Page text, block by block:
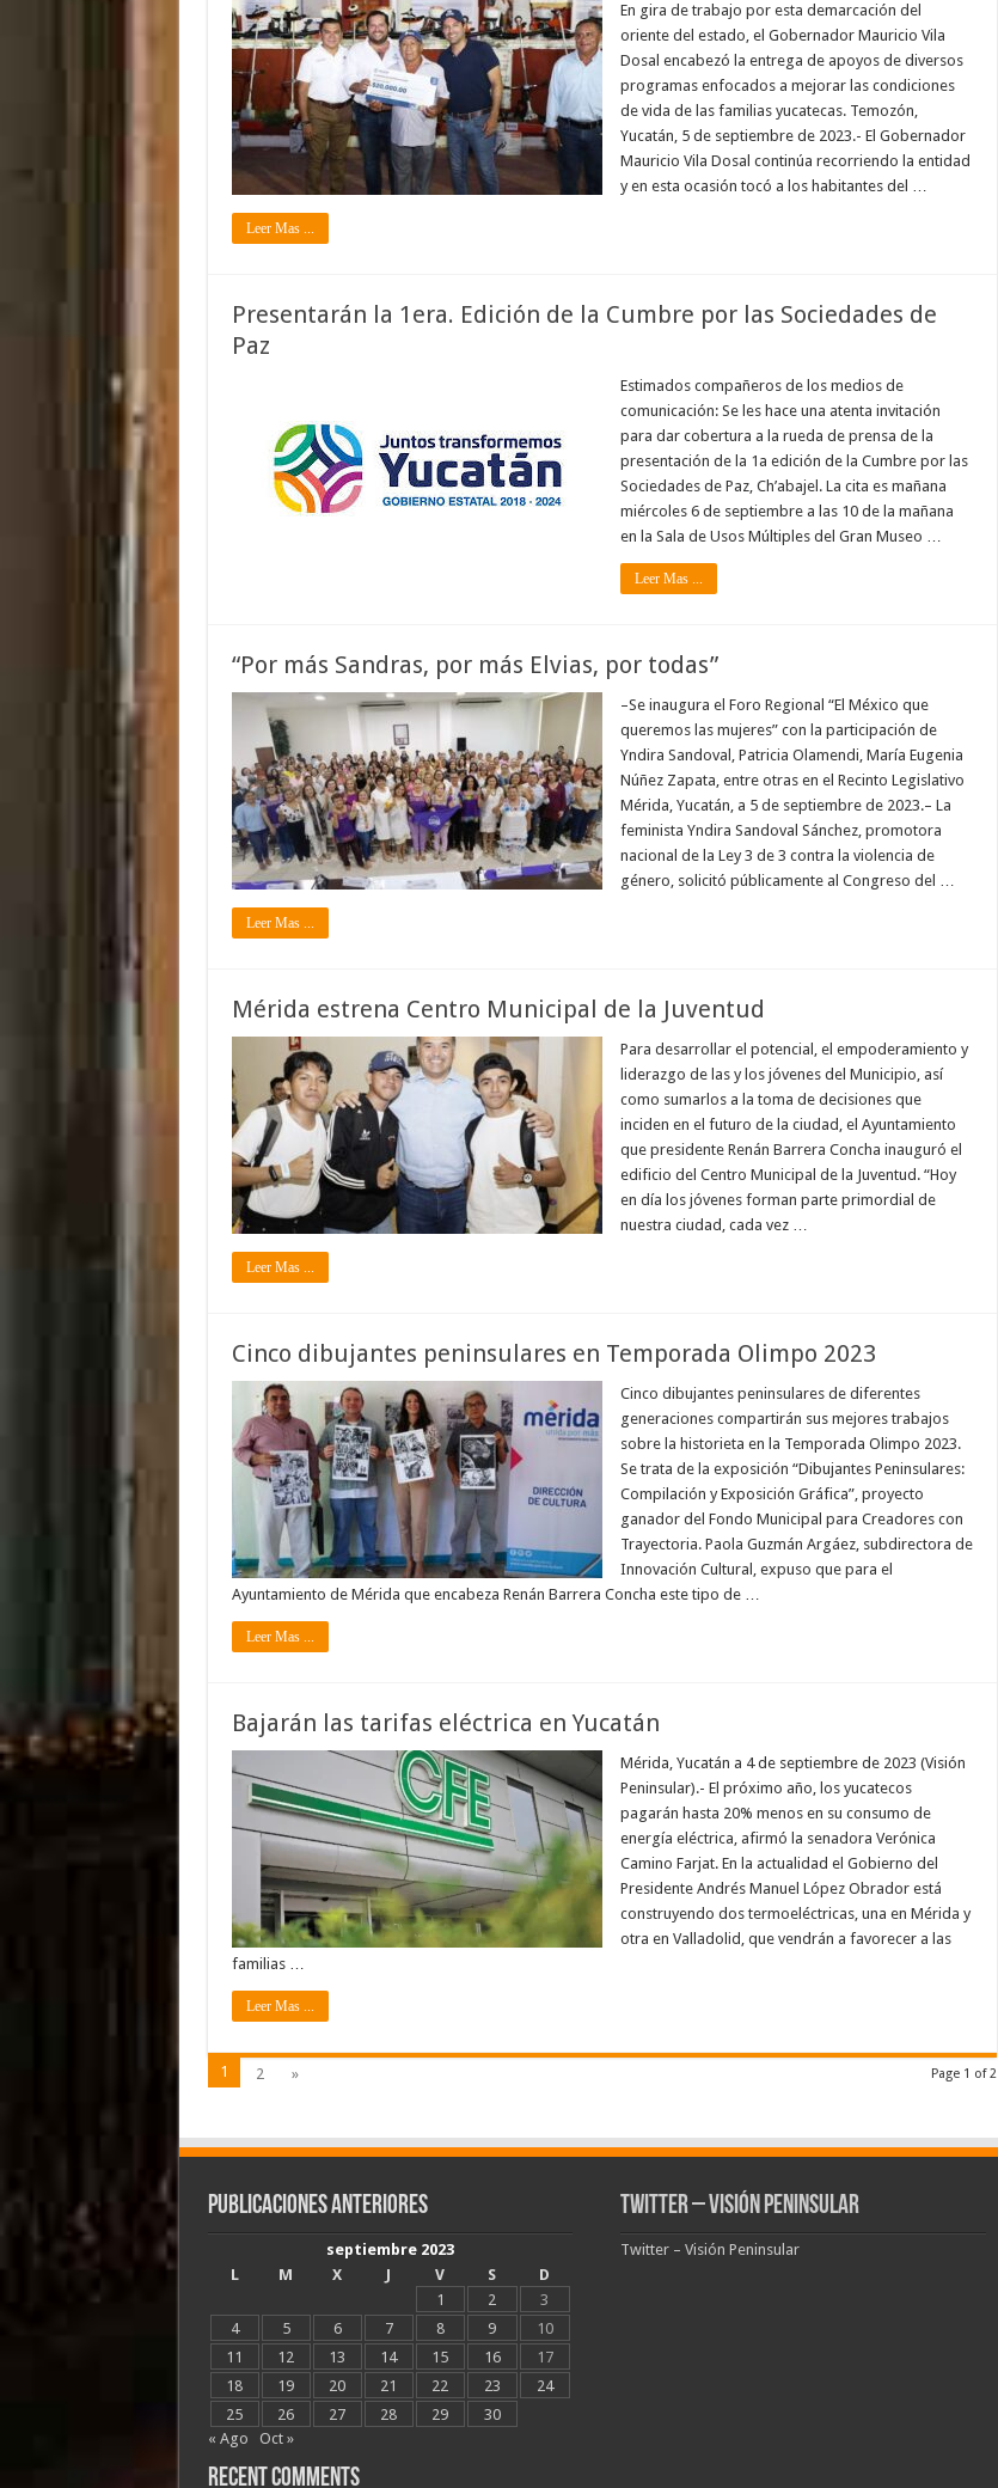
En gira de trabajo por esta demarcación del
oriente del estado, el Gobernador Mauricio Vila
Dosal encabezó la entrega de apoyos de diversos
programas enfocados a mejorar las condiciones
de vida de las familias yucatecas. Temozón,
Yucatán, 5 de septiembre de 2023.- El Gobernador
Mauricio Vila Dosal continúa recorriendo la entidad
y en esta ocasión tocó a los habitantes del …
Leer Mas ...
Presentarán la 1era. Edición de la Cumbre por las Sociedades de
Paz
Estimados compañeros de los medios de
comunicación: Se les hace una atenta invitación
para dar cobertura a la rueda de prensa de la
presentación de la 1a edición de la Cumbre por las
Sociedades de Paz, Ch’abajel. La cita es mañana
miércoles 6 de septiembre a las 10 de la mañana
en la Sala de Usos Múltiples del Gran Museo …
Leer Mas ...
“Por más Sandras, por más Elvias, por todas”
–Se inaugura el Foro Regional “El México que
queremos las mujeres” con la participación de
Yndira Sandoval, Patricia Olamendi, María Eugenia
Núñez Zapata, entre otras en el Recinto Legislativo
Mérida, Yucatán, a 5 de septiembre de 2023.– La
feminista Yndira Sandoval Sánchez, promotora
nacional de la Ley 3 de 3 contra la violencia de
género, solicitó públicamente al Congreso del …
Leer Mas ...
Mérida estrena Centro Municipal de la Juventud
Para desarrollar el potencial, el empoderamiento y
liderazgo de las y los jóvenes del Municipio, así
como sumarlos a la toma de decisiones que
inciden en el futuro de la ciudad, el Ayuntamiento
que presidente Renán Barrera Concha inauguró el
edificio del Centro Municipal de la Juventud. “Hoy
en día los jóvenes forman parte primordial de
nuestra ciudad, cada vez …
Leer Mas ...
Cinco dibujantes peninsulares en Temporada Olimpo 2023
Cinco dibujantes peninsulares de diferentes
generaciones compartirán sus mejores trabajos
sobre la historieta en la Temporada Olimpo 2023.
Se trata de la exposición “Dibujantes Peninsulares:
Compilación y Exposición Gráfica”, proyecto
ganador del Fondo Municipal para Creadores con
Trayectoria. Paola Guzmán Argáez, subdirectora de
Innovación Cultural, expuso que para el
Ayuntamiento de Mérida que encabeza Renán Barrera Concha este tipo de …
Leer Mas ...
Bajarán las tarifas eléctrica en Yucatán
Mérida, Yucatán a 4 de septiembre de 2023 (Visión
Peninsular).- El próximo año, los yucatecos
pagarán hasta 20% menos en su consumo de
energía eléctrica, afirmó la senadora Verónica
Camino Farjat. En la actualidad el Gobierno del
Presidente Andrés Manuel López Obrador está
construyendo dos termoeléctricas, una en Mérida y
otra en Valladolid, que vendrán a favorecer a las
familias …
Leer Mas ...
Page 1 of 2
1 2 »
Publicaciones Anteriores
septiembre 2023
L
M X J V S
D
1
2
3
4
5 6 7 8 9
10
11
12 13 14 15 16
17
18
19 20 21 22 23
24
25
26 27 28 29
30
« Ago
Oct »
Recent Comments
Twitter – Visión Peninsular
Twitter – Visión Peninsular